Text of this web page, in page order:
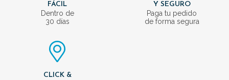
FÁCIL
Dentro de
30 días
Y SEGURO
Paga tu pedido
de forma segura
CLICK &